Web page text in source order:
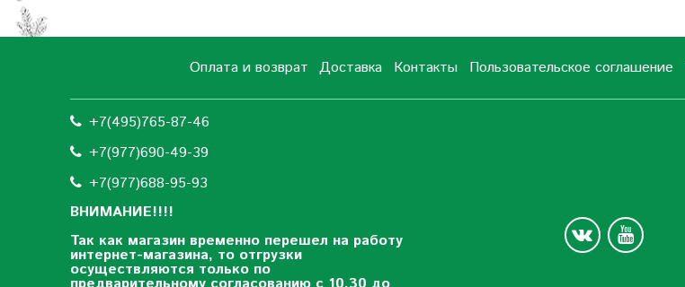
Оплата и возврат Доставка Контакты Пользовательское соглашение
+7(495)765-87-46
+7(977)690-49-39
+7(977)688-95-93
ВНИМАНИЕ!!!!
Так как магазин временно перешел на работу
интернет-магазина, то отгрузки
осуществляются только по